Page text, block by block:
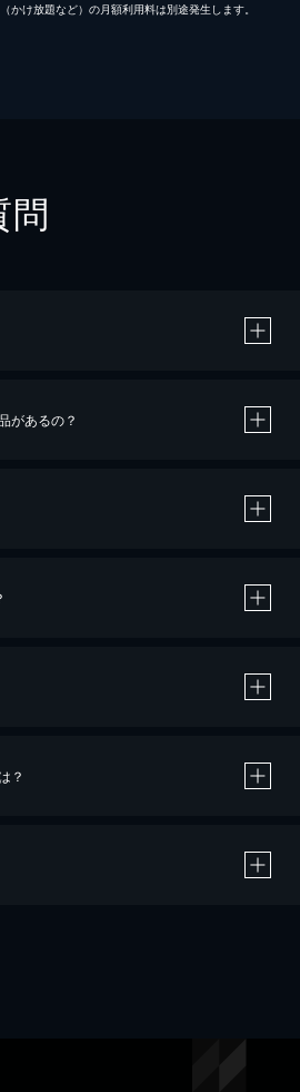
かけ放題など）の月額利用料は別途発生します。
問
があるの？
ットカード決済による作品の購入 / レンタルです。
品の購入 / レンタルは、20％のポイント還元です。
？